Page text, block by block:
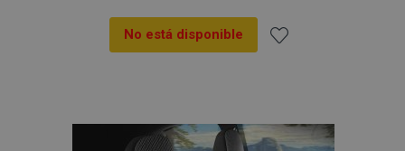
No está disponible
Lista